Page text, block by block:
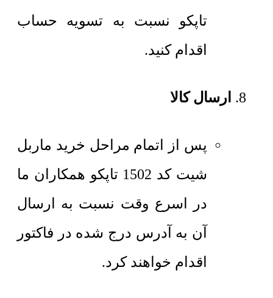
تاپکو نسبت به تسویه حساب
اقدام کنید.
ارسال کالا
پس از اتمام مراحل خرید ماربل
شیت کد 1502 تاپکو همکاران ما
در اسرع وقت نسبت به ارسال
آن به آدرس درج شده در فاکتور
اقدام خواهند کرد.